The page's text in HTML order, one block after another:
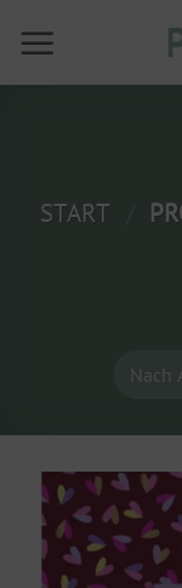
Inhalt
START